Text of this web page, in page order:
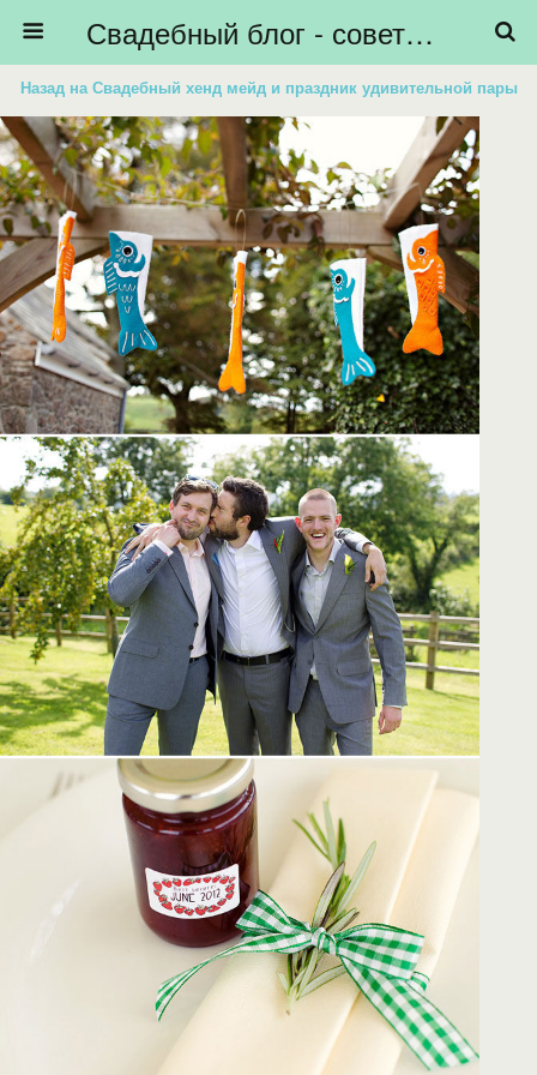
Свадебный блог - советы невестам, подготовка к свадьбе - HiBride
Назад на Свадебный хенд мейд и праздник удивительной пары